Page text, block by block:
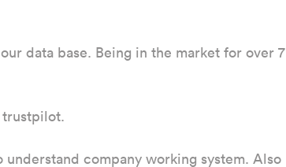
data base. Being in the market for over 7
trustpilot.
company working system. Also